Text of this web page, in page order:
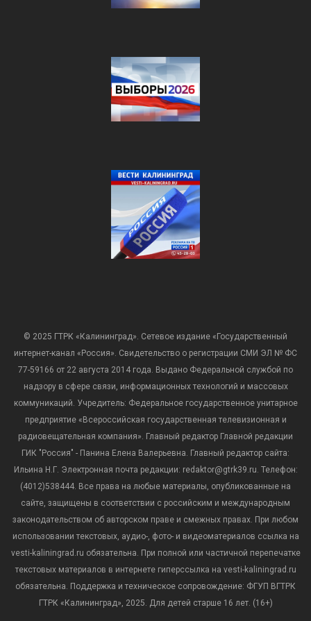
© 2025 ГТРК «Калининград». Сетевое издание «Государственный
интернет-канал «Россия». Свидетельство о регистрации СМИ ЭЛ № ФС
77-59166 от 22 августа 2014 года. Выдано Федеральной службой по
надзору в сфере связи, информационных технологий и массовых
коммуникаций. Учредитель: Федеральное государственное унитарное
предприятие «Всероссийская государственная телевизионная и
радиовещательная компания». Главный редактор Главной редакции
ГИК "Россия" - Панина Елена Валерьевна. Главный редактор сайта:
Ильина Н.Г. Электронная почта редакции: redaktor@gtrk39.ru. Телефон:
(4012)538444. Все права на любые материалы, опубликованные на
сайте, защищены в соответствии с российским и международным
законодательством об авторском праве и смежных правах. При любом
использовании текстовых, аудио-, фото- и видеоматериалов ссылка на
vesti-kaliningrad.ru обязательна. При полной или частичной перепечатке
текстовых материалов в интернете гиперссылка на vesti-kaliningrad.ru
обязательна. Поддержка и техническое сопровождение: ФГУП ВГТРК
ГТРК «Калининград», 2025. Для детей старше 16 лет. (16+)